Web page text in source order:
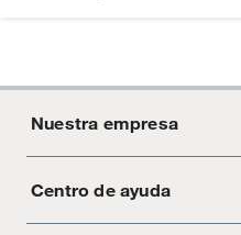
Nuestra empresa
Acerca de Crate
Centro de ayuda